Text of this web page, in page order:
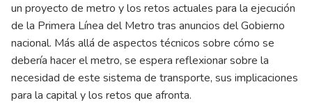
un proyecto de metro y los retos actuales para la ejecución
de la Primera Línea del Metro tras anuncios del Gobierno
nacional. Más allá de aspectos técnicos sobre cómo se
debería hacer el metro, se espera reflexionar sobre la
necesidad de este sistema de transporte, sus implicaciones
para la capital y los retos que afronta.